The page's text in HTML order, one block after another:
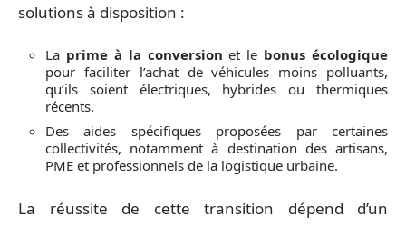
solutions à disposition :
La prime à la conversion et le bonus écologique
pour faciliter l’achat de véhicules moins polluants,
qu’ils soient électriques, hybrides ou thermiques
récents.
Des aides spécifiques proposées par certaines
collectivités, notamment à destination des artisans,
PME et professionnels de la logistique urbaine.
La réussite de cette transition dépend d’un